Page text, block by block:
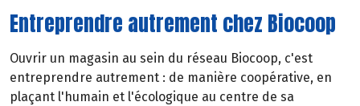
Entreprendre autrement chez Biocoop
Ouvrir un magasin au sein du réseau Biocoop, c'est
entreprendre autrement : de manière coopérative, en
plaçant l'humain et l'écologique au centre de sa